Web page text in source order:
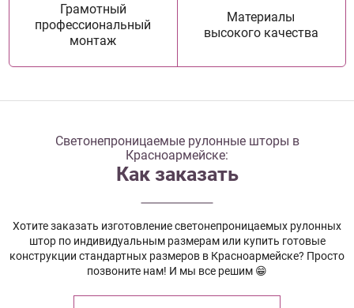
Грамотный
профессиональный
монтаж
Материалы
высокого качества
Светонепроницаемые рулонные шторы в
Красноармейске:
Как заказать
Хотите заказать изготовление светонепроницаемых рулонных
штор по индивидуальным размерам или купить готовые
конструкции стандартных размеров в Красноармейске? Просто
позвоните нам! И мы все решим 😁